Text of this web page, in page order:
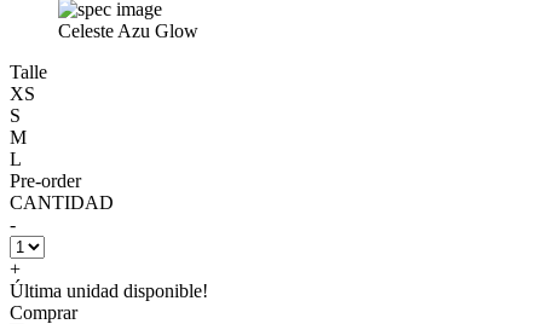
Celeste Azu Glow
Talle
XS
S
M
L
Pre-order
CANTIDAD
-
+
Última unidad disponible!
Comprar